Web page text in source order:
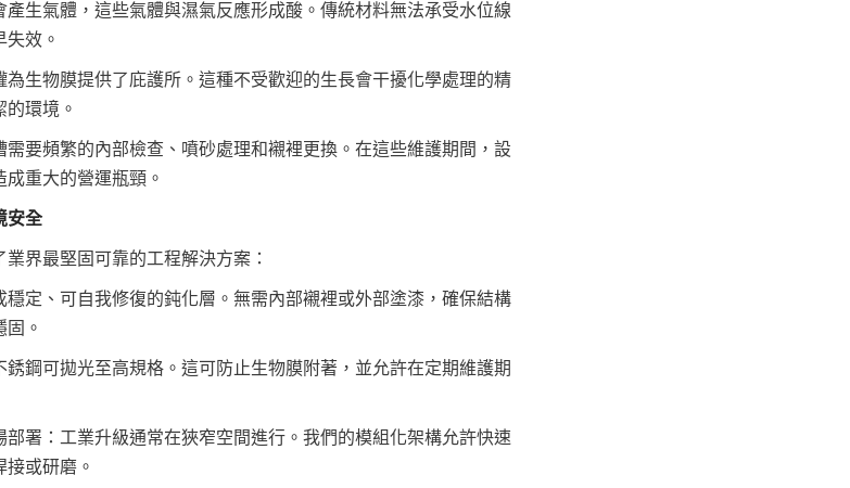
生氣體，這些氣體與濕氣反應形成酸。傳統材料無法承受水位線
效。
生物膜提供了庇護所。這種不受歡迎的生長會干擾化學處理的精
環境。
要頻繁的內部檢查、噴砂處理和襯裡更換。在這些維護期間，設
重大的營運瓶頸。
安全
界最堅固可靠的工程解決方案：
定、可自我修復的鈍化層。無需內部襯裡或外部塗漆，確保結構
。
鋼可拋光至高規格。這可防止生物膜附著，並允許在定期維護期
署：工業升級通常在狹窄空間進行。我們的模組化架構允許快速
或研磨。